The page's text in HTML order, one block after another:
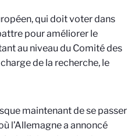
qui doit voter dans
pour améliorer le
au niveau du Comité des
de la recherche, le
maintenant de se passer
l’Allemagne a annoncé